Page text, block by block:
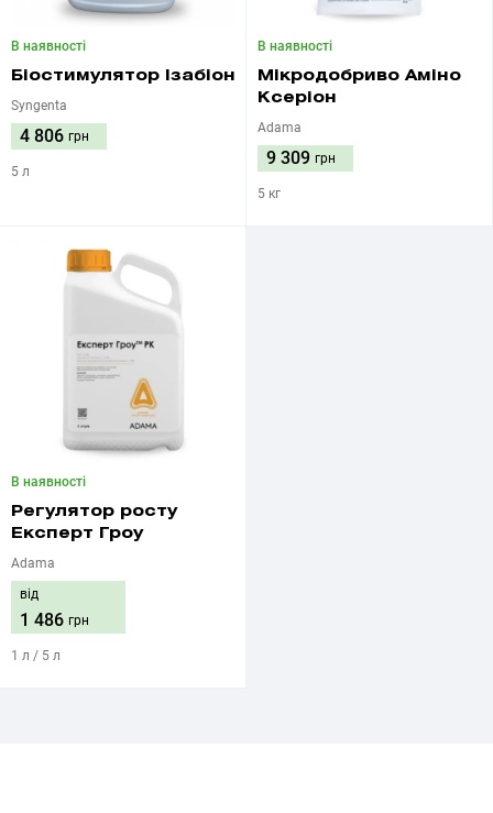
В наявності
Біостимулятор Ізабіон
Syngenta
4 806 грн
5 л
В наявності
Мікродобриво Аміно
Ксеріон
Adama
9 309 грн
5 кг
В наявності
Регулятор росту
Експерт Гроу
Adama
від
1 486 грн
1 л / 5 л